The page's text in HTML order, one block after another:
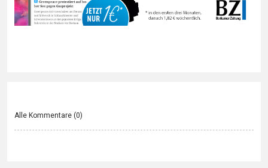
Alle Kommentare (0)